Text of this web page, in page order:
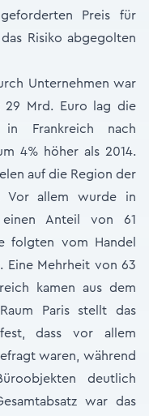
Preis für
Risiko abgegolten
Unternehmen war
29 Mrd. Euro lag die
in Frankreich nach
4% höher als 2014.
auf die Region der
Vor allem wurde in
Anteil von 61
folgten vom Handel
Eine Mehrheit von 63
kamen aus dem
Paris stellt das
fest, dass vor allem
waren, während
deutlich
war das